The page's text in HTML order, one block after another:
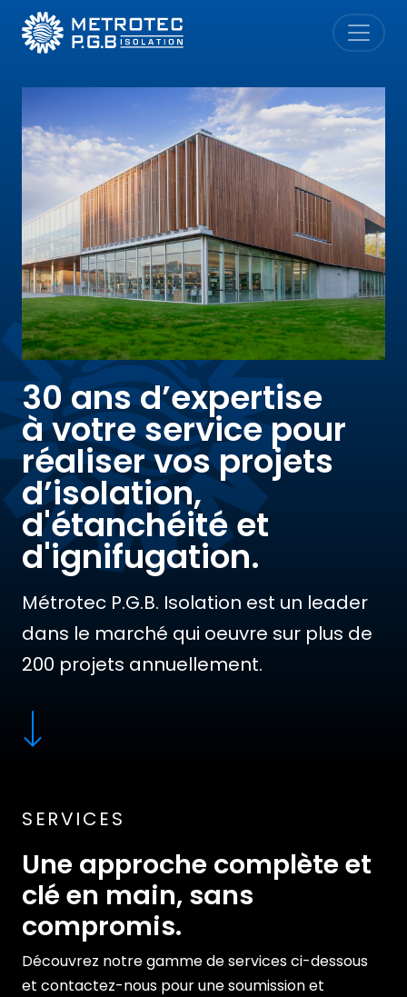
Metrotec P.G.B. Isolation
30 ans d’expertise
à votre service pour
réaliser vos projets
d’isolation,
d'étanchéité et
d'ignifugation.
Métrotec P.G.B. Isolation est un leader
dans le marché qui oeuvre sur plus de
200 projets annuellement.
SERVICES
Une approche complète et
clé en main, sans
compromis.
Découvrez notre gamme de services ci-dessous
et contactez-nous pour une soumission et